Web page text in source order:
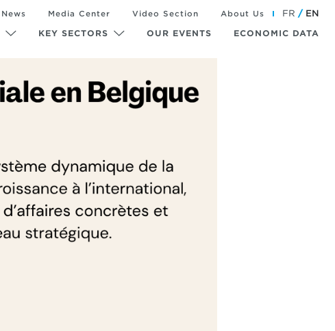
KEY SECTORS OUR EVENTS ECONOMIC DATA
News Media Center Video Section About Us FR EN